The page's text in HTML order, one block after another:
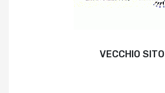
VECCHIO SITO